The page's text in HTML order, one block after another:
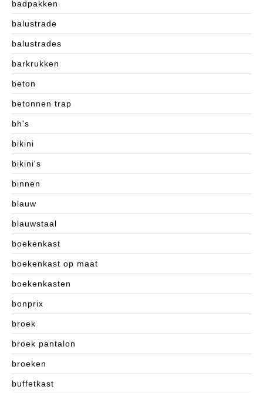
badpakken
balustrade
balustrades
barkrukken
beton
betonnen trap
bh's
bikini
bikini's
binnen
blauw
blauwstaal
boekenkast
boekenkast op maat
boekenkasten
bonprix
broek
broek pantalon
broeken
buffetkast